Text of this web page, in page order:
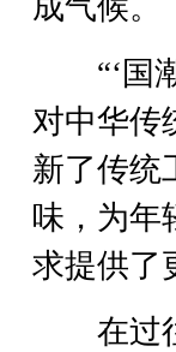
“‘国潮
对中华传
新了传统
味，为年
求提供了
在过往